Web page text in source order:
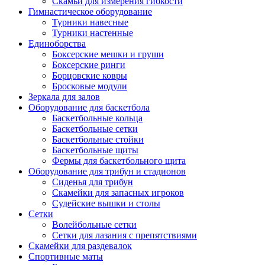
Гимнастическое оборудование
Турники навесные
Турники настенные
Единоборства
Боксерские мешки и груши
Боксерские ринги
Борцовские ковры
Бросковые модули
Зеркала для залов
Оборудование для баскетбола
Баскетбольные кольца
Баскетбольные сетки
Баскетбольные стойки
Баскетбольные щиты
Фермы для баскетбольного щита
Оборудование для трибун и стадионов
Сиденья для трибун
Скамейки для запасных игроков
Судейские вышки и столы
Сетки
Волейбольные сетки
Сетки для лазания с препятствиями
Скамейки для раздевалок
Спортивные маты